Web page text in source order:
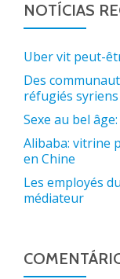
NOTÍCIAS
Uber vit peut-
Des
réfugiés syriens
Sexe au bel
Alibaba: vitrine
en Chine
Les employés
médiateur